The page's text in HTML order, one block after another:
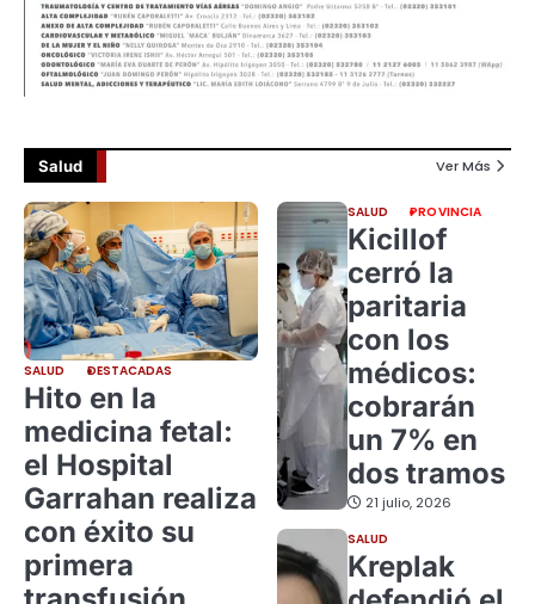
Salud Ver Más
SALUD DESTACADAS
Hito en la
medicina fetal:
el Hospital
Garrahan realiza
con éxito su
primera
SALUD PROVINCIA
Kicillof
cerró la
paritaria
con los
médicos:
cobrarán
un 7% en
dos tramos
21 julio, 2026
SALUD
Kreplak